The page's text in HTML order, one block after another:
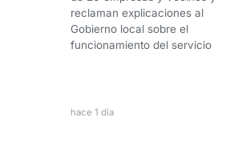
reclaman explicaciones al
Gobierno local sobre el
funcionamiento del servicio
hace 1 día